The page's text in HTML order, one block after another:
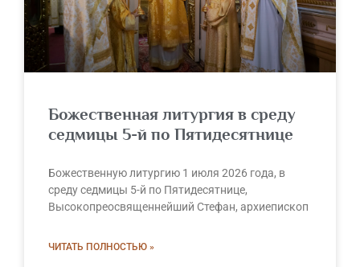
Божественная литургия в среду
седмицы 5-й по Пятидесятнице
Божественную литургию 1 июля 2026 года, в
среду седмицы 5-й по Пятидесятнице,
Высокопреосвященнейший Стефан, архиепископ
ЧИТАТЬ ПОЛНОСТЬЮ »